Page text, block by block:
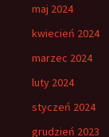
maj 2024
kwiecień 2024
marzec 2024
luty 2024
styczeń 2024
grudzień 2023